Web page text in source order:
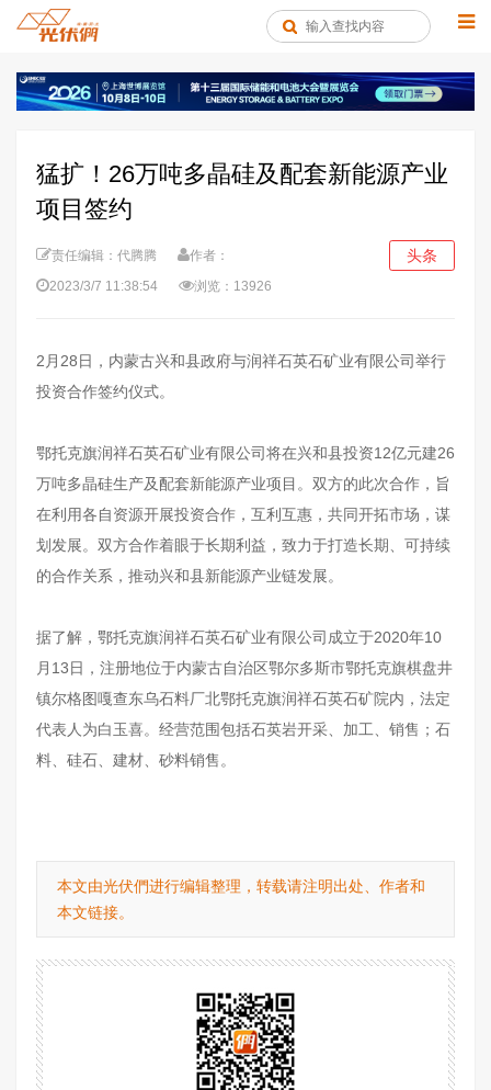
猛扩！26万吨多晶硅及配套新能源产业
项目签约
责任编辑：代腾腾
作者：
2023/3/7 11:38:54
浏览：13926
头条
2月28日，内蒙古兴和县政府与润祥石英石矿业有限公司举行
投资合作签约仪式。
鄂托克旗润祥石英石矿业有限公司将在兴和县投资12亿元建26
万吨多晶硅生产及配套新能源产业项目。双方的此次合作，旨
在利用各自资源开展投资合作，互利互惠，共同开拓市场，谋
划发展。双方合作着眼于长期利益，致力于打造长期、可持续
的合作关系，推动兴和县新能源产业链发展。
据了解，鄂托克旗润祥石英石矿业有限公司成立于2020年10
月13日，注册地位于内蒙古自治区鄂尔多斯市鄂托克旗棋盘井
镇尔格图嘎查东乌石料厂北鄂托克旗润祥石英石矿院内，法定
代表人为白玉喜。经营范围包括石英岩开采、加工、销售；石
料、硅石、建材、砂料销售。
本文由光伏們进行编辑整理，转载请注明出处、作者和
本文链接。